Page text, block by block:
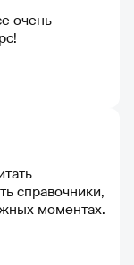
очень
справочники,
моментах.